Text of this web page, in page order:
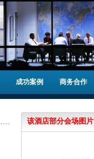
成功案例 商务合作
该酒店部分会场图片